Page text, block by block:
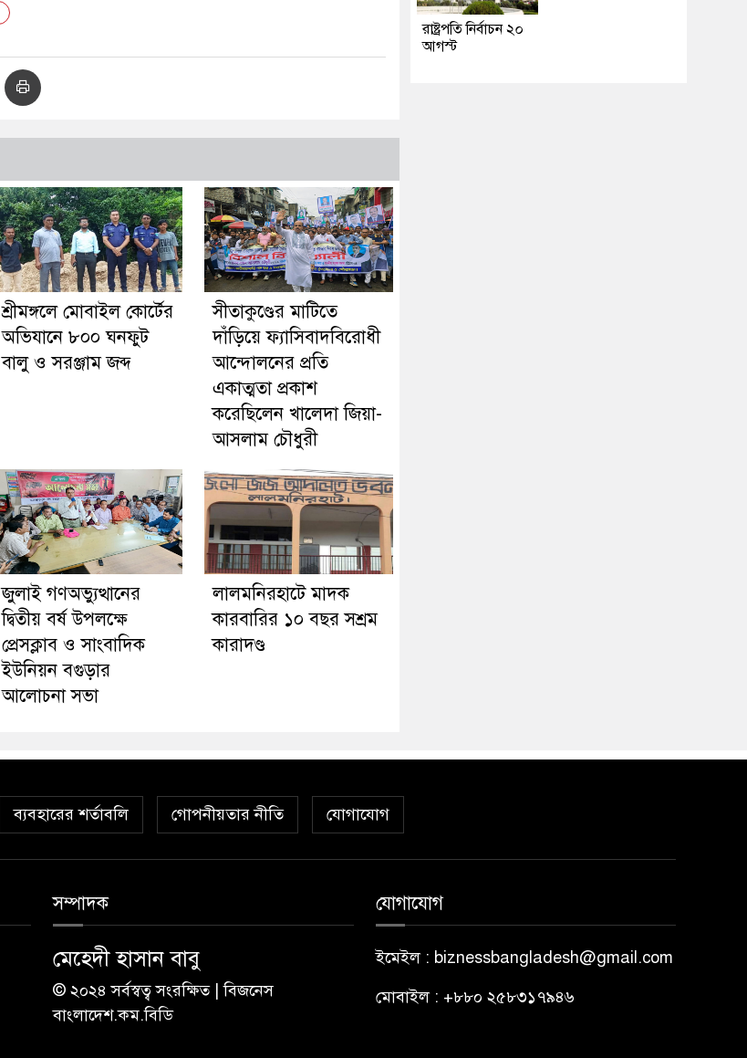
শ্রীমঙ্গলে মোবাইল কোর্টের
অভিযানে ৮০০ ঘনফুট
বালু ও সরঞ্জাম জব্দ
সীতাকুণ্ডের মাটিতে
দাঁড়িয়ে ফ্যাসিবাদবিরোধী
আন্দোলনের প্রতি
একাত্মতা প্রকাশ
করেছিলেন খালেদা জিয়া-
আসলাম চৌধুরী
জুলাই গণঅভ্যুত্থানের
দ্বিতীয় বর্ষ উপলক্ষে
প্রেসক্লাব ও সাংবাদিক
ইউনিয়ন বগুড়ার
আলোচনা সভা
লালমনিরহাটে মাদক
কারবারির ১০ বছর সশ্রম
কারাদণ্ড
রাষ্ট্রপতি নির্বাচন ২০
আগস্ট
ব্যবহারের শর্তাবলি গোপনীয়তার নীতি যোগাযোগ
সম্পাদক
মেহেদী হাসান বাবু
© ২০২৪ সর্বস্বত্ব সংরক্ষিত | বিজনেস
বাংলাদেশ.কম.বিডি
যোগাযোগ
ইমেইল : biznessbangladesh@gmail.com
মোবাইল : +৮৮০ ২৫৮৩১৭৯৪৬